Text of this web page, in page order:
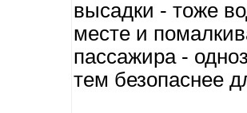
высадки - тоже
месте и
пассажира -
тем безопаснее